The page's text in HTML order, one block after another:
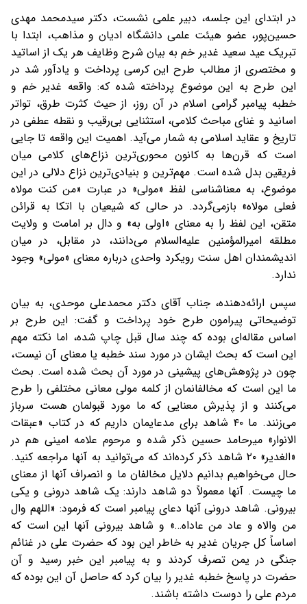
در ابتدای این جلسه، دبیر علمی نشست، دکتر سیدمحمد مهدی
حسین‌پور، عضو هیئت علمی دانشگاه ادیان و مذاهب، ابتدا با
تبریک عید سعید غدیر خم به بیان شرح وظایف هر یک از اساتید
و مختصری از مطالب طرح این کرسی پرداخت و یادآور شد در
این طرح به این موضوع پرداخته شده که: واقعه غدیر خم و
خطبه پیامبر گرامی اسلام در آن روز، از حیث کثرت طرق، تواتر
اسانید و غنای مباحث کلامی، استثنایی بی‌رقیب و نقطه عطفی در
تاریخ و عقاید اسلامی به شمار می‌آید. اهمیت این واقعه تا جایی
است که قرن‌ها به کانون محوری‌ترین نزاع‌های کلامی میان
فریقین بدل شده است. مهم‌ترین و بنیادی‌ترین نزاع دلالی در این
موضوع، به معناشناسی لفظ «مولی» در عبارت «من کنت مولاه
فعلی مولاه» بازمی‌گردد. در حالی که شیعیان با اتکا به قرائن
متقن، این لفظ را به معنای «اولی به» و دال بر امامت و ولایت
مطلقه امیرالمؤمنین علیه‌السلام می‌دانند، در مقابل، در میان
اندیشمندان اهل سنت رویکرد واحدی درباره معنای «مولی» وجود
ندارد.
سپس ارائه‌دهنده، جناب آقای دکتر محمدعلی موحدی، به بیان
توضیحاتی پیرامون طرح خود پرداخت و گفت: این طرح بر
اساس مقاله‌ای بوده که چند سال قبل چاپ شده، اما نکته مهم
این است که بحث ایشان در مورد سند خطبه یا معنای آن نیست،
چون در پژوهش‌های پیشینی در مورد آن بحث شده است. بحث
ما این است که مخالفانمان از کلمه مولی معانی مختلفی را طرح
می‌کنند و از پذیرش معنایی که ما مورد قبولمان هست سرباز
می‌زنند. ما ۴۰ شاهد برای مدعایمان داریم که در کتاب «عبقات
الانوار» میرحامد حسین ذکر شده و مرحوم علامه امینی هم در
«الغدیر» ۲۰ شاهد ذکر کرده‌اند که می‌توانید به آنها مراجعه کنید.
حال می‌خواهیم بدانیم دلایل مخالفان ما و انصراف آنها از معنای
ما چیست. آنها معمولاً دو شاهد دارند: یک شاهد درونی و یکی
بیرونی. شاهد درونی آنها دعای پیامبر است که فرمود: «اللهم وال
من والاه و عاد من عاداه…» و شاهد بیرونی آنها این است که
اساساً کل جریان غدیر به خاطر این بود که حضرت علی در غنائم
جنگی در یمن تصرف کردند و به پیامبر این خبر رسید و آن
حضرت در پاسخ خطبه غدیر را بیان کرد که حاصل آن این بوده که
مردم علی را دوست داشته باشند.